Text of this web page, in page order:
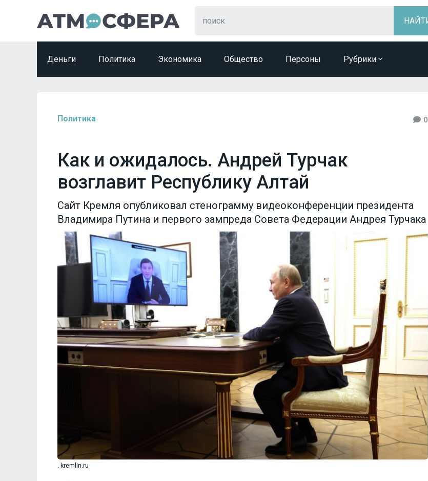
Деньги Политика Экономика Общество Персоны Рубрики
Политика 0
Как и ожидалось. Андрей Турчак
возглавит Республику Алтай
Сайт Кремля опубликовал стенограмму видеоконференции президента
Владимира Путина и первого зампреда Совета Федерации Андрея Турчака
. kremlin.ru